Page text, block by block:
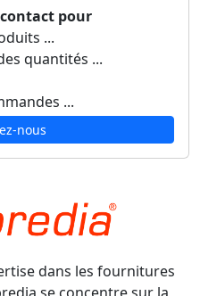
pour
...
quantités ...
...
nous
dans les fournitures